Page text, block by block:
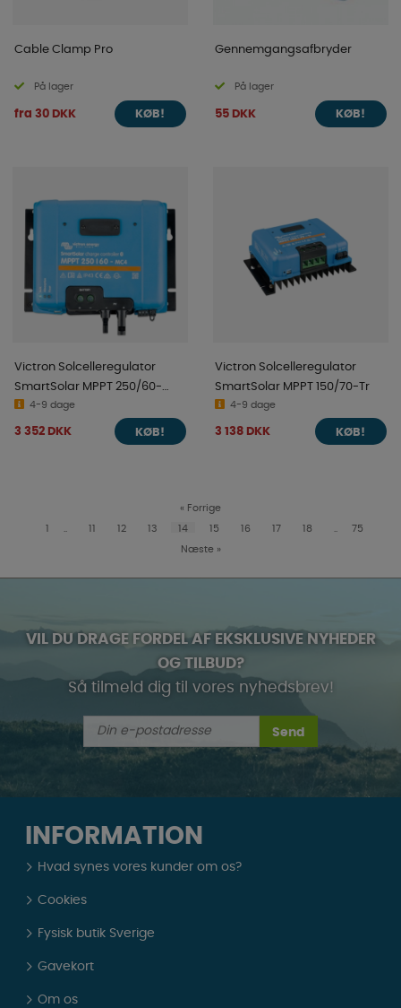
Cable Clamp Pro
På lager
fra 30 DKK KØB!
Gennemgangsafbryder
På lager
55 DKK KØB!
Victron Solcelleregulator
SmartSolar MPPT 250/60-
MC44-9 dage
3 352 DKK KØB!
Victron Solcelleregulator
SmartSolar MPPT 150/70-Tr
4-9 dage
3 138 DKK KØB!
« Forrige
1 11 12 13 14 15 16 17 18 75
Næste »
VIL DU DRAGE FORDEL AF EKSKLUSIVE NYHEDER
OG TILBUD?
Så tilmeld dig til vores nyhedsbrev!
Send
INFORMATION
Hvad synes vores kunder om os?
Cookies
Fysisk butik Sverige
Gavekort
Om os